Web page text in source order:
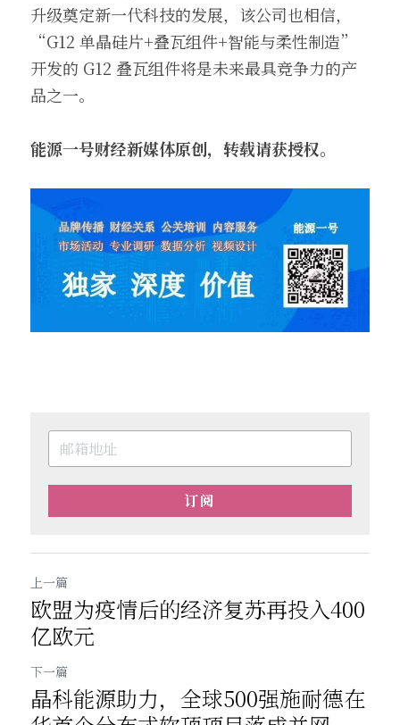
升级奠定新一代科技的发展，该公司也相信，
“G12 单晶硅片+叠瓦组件+智能与柔性制造”
开发的 G12 叠瓦组件将是未来最具竞争力的产
品之一。
能源一号财经新媒体原创，转载请获授权。
订阅
上一篇
欧盟为疫情后的经济复苏再投入400
亿欧元
下一篇
晶科能源助力，全球500强施耐德在